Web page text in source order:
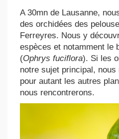
A 30mn de Lausanne,
des orchidées des
Ferreyres. Nous y
espèces et notamment le
(Ophrys fuciflora). Si les
notre sujet principal, nous
pour autant les autres
nous rencontrerons.